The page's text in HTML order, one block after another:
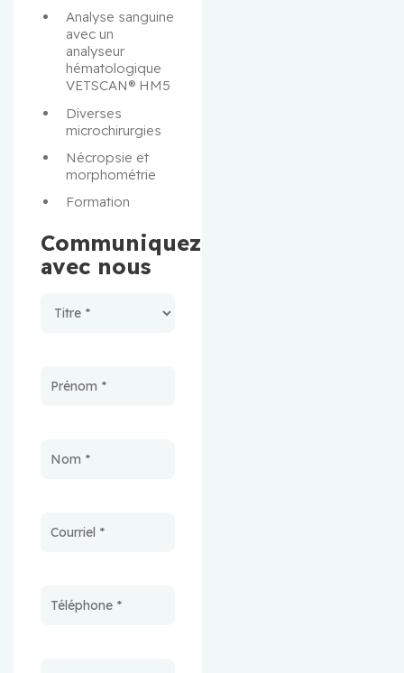
Analyse sanguine
avec un
analyseur
VETSCAN® HM5
Diverses
microchirurgies
Nécropsie et
morphométrie
Formation
Communiquez
avec nous
de